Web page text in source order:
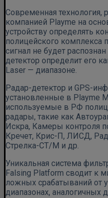
Современная технология,
компанией Playme на
устройству определять
полицейского комплекса
сигнал не будет
детектор определит его
Laser — диапазоне.
Радар-детектор и GPS-
установленные в Playme
используемые в РФ
радары, такие как
Искра, Камеры контроля
Кречет, Крис-П, ЛИСД,
Стрелка-СТ/М и др.
Уникальная система
Falsing Platform сводит к
ложных срабатываний от
диапазонах, аналогичных